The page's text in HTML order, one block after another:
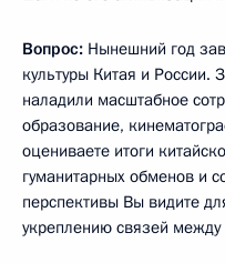
Вопрос: Нынешний год
культуры Китая и России.
наладили масштабное
образование,
оцениваете итоги
гуманитарных обменов и
перспективы Вы видите
укреплению связей